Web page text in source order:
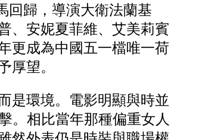
回歸，導演大衛法蘭基
、安妮夏菲維、艾美莉賓
更成為中國五一檔唯一荷
厚望。
是環境。電影明顯與時並
。相比當年那種偏重女人